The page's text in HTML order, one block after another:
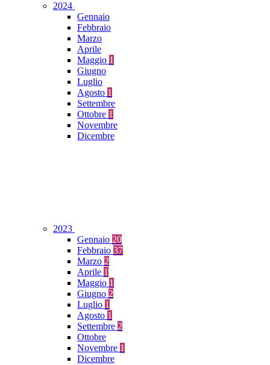
2024
Gennaio
Febbraio
Marzo
Aprile
Maggio 1
Giugno
Luglio
Agosto 1
Settembre
Ottobre 1
Novembre
Dicembre
2023
Gennaio 20
Febbraio 37
Marzo 2
Aprile 1
Maggio 1
Giugno 2
Luglio 1
Agosto 1
Settembre 2
Ottobre
Novembre 1
Dicembre